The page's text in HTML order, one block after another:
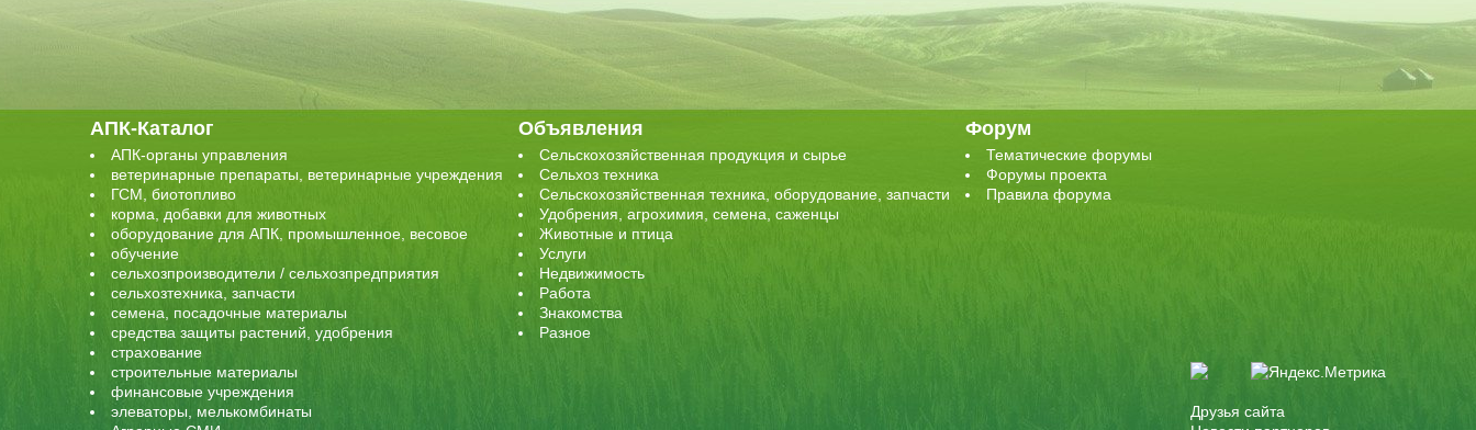
АПК-Каталог
АПК-органы управления
ветеринарные препараты, ветеринарные учреждения
ГСМ, биотопливо
корма, добавки для животных
оборудование для АПК, промышленное, весовое
обучение
сельхозпроизводители / сельхозпредприятия
сельхозтехника, запчасти
семена, посадочные материалы
средства защиты растений, удобрения
страхование
строительные материалы
финансовые учреждения
элеваторы, мелькомбинаты
Объявления
Сельскохозяйственная продукция и сырье
Сельхоз техника
Сельскохозяйственная техника, оборудование, запчасти
Удобрения, агрохимия, семена, саженцы
Животные и птица
Услуги
Недвижимость
Работа
Знакомства
Разное
Форум
Тематические форумы
Форумы проекта
Правила форума
Друзья сайта